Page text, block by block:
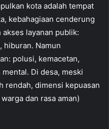
kota adalah tempat
kebahagiaan cenderung
layanan publik:
hiburan. Namun
polusi, kemacetan,
Di desa, meski
rendah, dimensi kepuasan
dan rasa aman)